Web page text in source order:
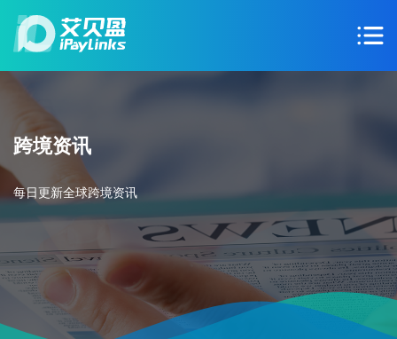
跨境资讯
每日更新全球跨境资讯